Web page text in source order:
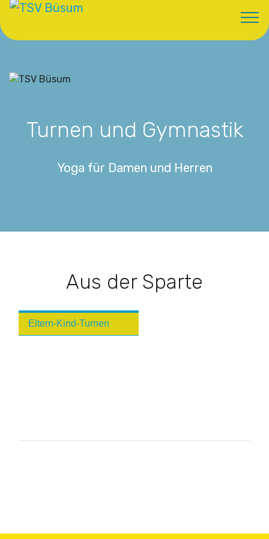
Turnen und Gymnastik
Yoga für Damen und Herren
Aus der Sparte
Eltern-Kind-Turnen